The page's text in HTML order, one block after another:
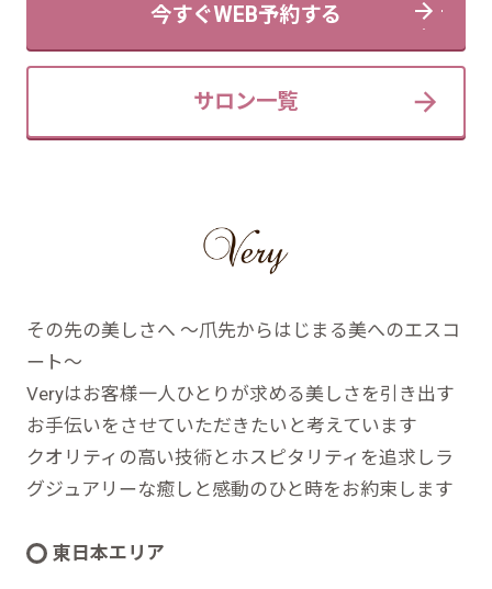
サロン一覧
今すぐWEB予約する
その先の美しさへ ～爪先からはじまる美へのエスコ
ート～
Veryはお客様一人ひとりが求める美しさを引き出す
お手伝いをさせていただきたいと考えています
クオリティの高い技術とホスピタリティを追求しラ
グジュアリーな癒しと感動のひと時をお約束します
東日本エリア